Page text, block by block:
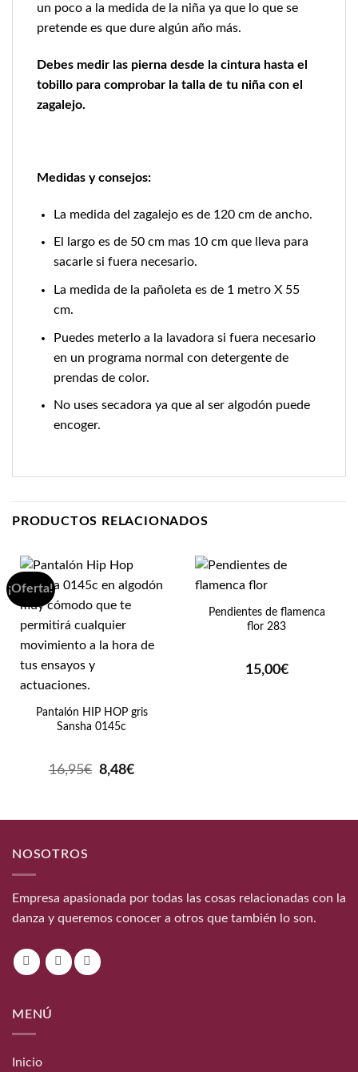
un poco a la medida de la niña ya que lo que se
pretende es que dure algún año más.
Debes medir las pierna desde la cintura hasta el
tobillo para comprobar la talla de tu niña con el
zagalejo.
Medidas y consejos:
La medida del zagalejo es de 120 cm de ancho.
El largo es de 50 cm mas 10 cm que lleva para
sacarle si fuera necesario.
La medida de la pañoleta es de 1 metro X 55
cm.
Puedes meterlo a la lavadora si fuera necesario
en un programa normal con detergente de
prendas de color.
No uses secadora ya que al ser algodón puede
encoger.
PRODUCTOS RELACIONADOS
¡Oferta!
Pantalón HIP HOP gris
Sansha 0145c
16,95€ El
8,48€El
Pendientes de flamenca
flor 283
15,00€
NOSOTROS
Empresa apasionada por todas las cosas relacionadas con la
danza y queremos conocer a otros que también lo son.
MENÚ
Inicio